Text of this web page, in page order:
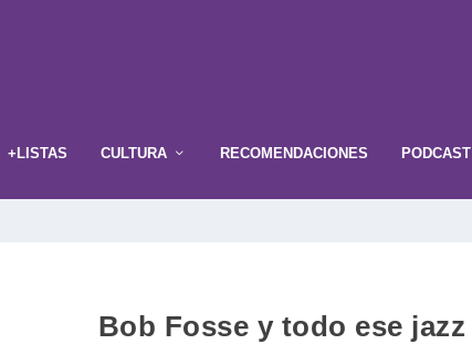
+LISTAS CULTURA RECOMENDACIONES PODCAST
Bob Fosse y todo ese jazz